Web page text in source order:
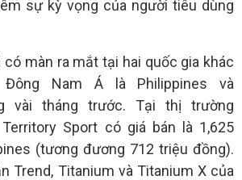
sự kỳ vọng của người tiêu dùng
có màn ra mắt tại hai quốc gia khác
Nam Á là Philippines và
vài tháng trước. Tại thị trường
Territory Sport có giá bán là 1,625
(tương đương 712 triệu đồng).
Trend, Titanium và Titanium X của